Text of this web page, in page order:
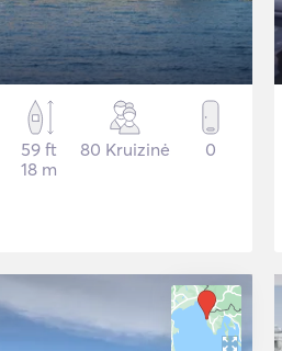
59 ft
18 m
80 Kruizinė 0